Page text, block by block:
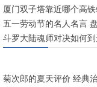
厦门双子塔靠近哪个高
五一劳动节的名人名言
斗罗大陆魂师对决如何
菊次郎的夏天评价 经典